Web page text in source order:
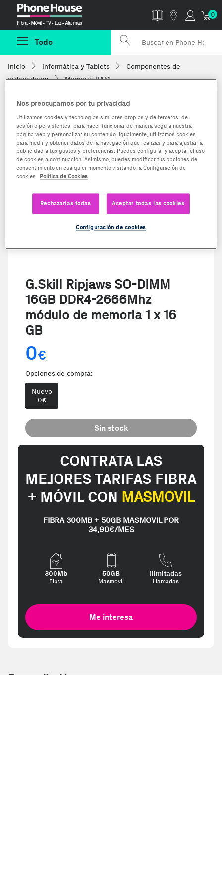
0
Todo
Inicio Informática y Tablets
Componentes de
ordenadores
Memoria RAM
G.Skill Ripjaws SO-DIMM
16GB DDR4-2666Mhz
módulo de memoria 1 x 16
GB
0€
Opciones de compra:
Nuevo
0€
Sin stock
CONTRATA LAS
MEJORES TARIFAS FIBRA
+ MÓVIL CON MASMOVIL
FIBRA 300MB + 50GB MASMOVIL POR
34,90€/MES
300Mb
Fibra
50GB
Masmovil
Ilimitadas
Llamadas
Me interesa
En un plisplás
Nos preocupamos por tu privacidad
Utilizamos cookies y tecnologías similares propias y de terceros, de
sesión o persistentes, para hacer funcionar de manera segura nuestra
página web y personalizar su contenido. Igualmente, utilizamos cookies
para medir y obtener datos de la navegación que realizas y para ajustar la
publicidad a tus gustos y preferencias. Puedes configurar y aceptar el uso
de cookies a continuación. Asimismo, puedes modificar tus opciones de
consentimiento en cualquier momento visitando la Configuración de
cookies
Política de Cookies
Rechazarlas todas Aceptar todas las cookies
Configuración de cookies